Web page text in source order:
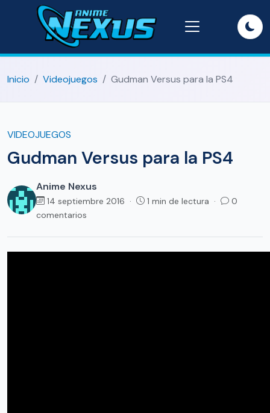
Inicio Videojuegos Gudman Versus para la PS4
VIDEOJUEGOS
Gudman Versus para la PS4
Anime Nexus
14 septiembre 2016 · 1 min de lectura ·
0
comentarios